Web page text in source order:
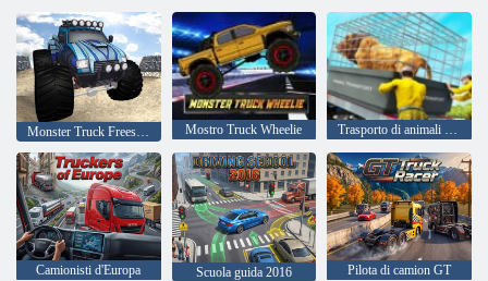
Monster Truck Freestyle Mostro Truck Wheelie Trasporto di animali da fattoria
Camionisti d'Europa Scuola guida 2016 Pilota di camion GT